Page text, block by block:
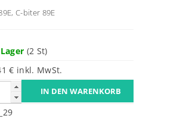
C-biter 89E
(2 St)
58,41 € inkl. MwSt.